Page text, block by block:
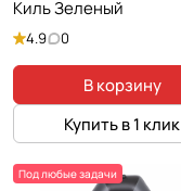
Киль Зеленый
4.9 0
В корзину
Купить в 1 клик
Под любые задачи